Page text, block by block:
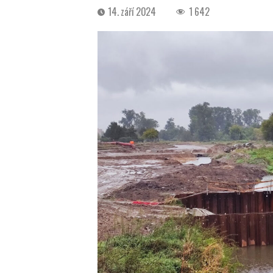
Datum
příspěvku
14. září 2024 1 642